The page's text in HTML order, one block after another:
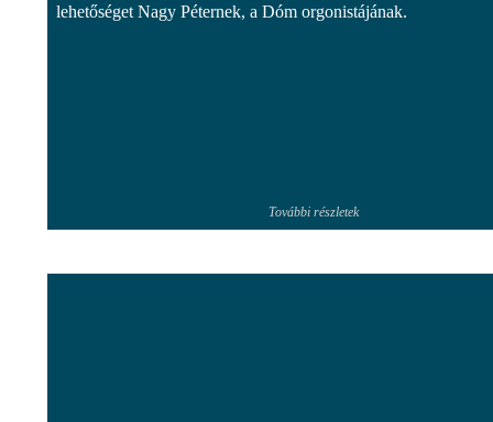
lehetőséget Nagy Péternek, a Dóm orgonistájának.
További részletek